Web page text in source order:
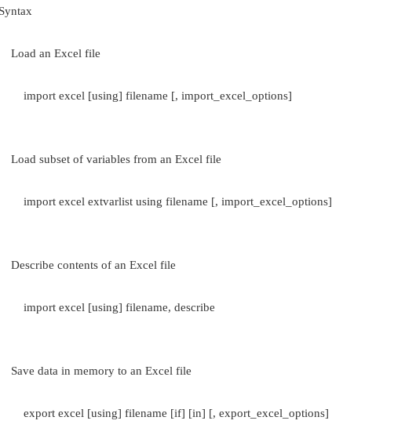
Syntax
Load an Excel file
import excel [using] filename [, import_excel_options]
Load subset of variables from an Excel file
import excel extvarlist using filename [, import_excel_options]
Describe contents of an Excel file
import excel [using] filename, describe
Save data in memory to an Excel file
export excel [using] filename [if] [in] [, export_excel_options]